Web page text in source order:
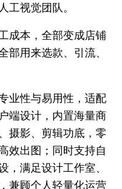
工视觉团队。
成本，全部变成店铺
部用来选款、引流、
业性与易用性，适配
端设计，内置海量商
摄影、剪辑功底，零
效出图；同时支持自
，满足设计工作室、
兼顾个人轻量化运营